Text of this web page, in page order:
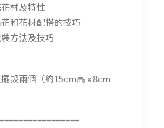
材及特性
和花材配搭的技巧
方法及技巧
設兩個（約15cm高 x 8cm